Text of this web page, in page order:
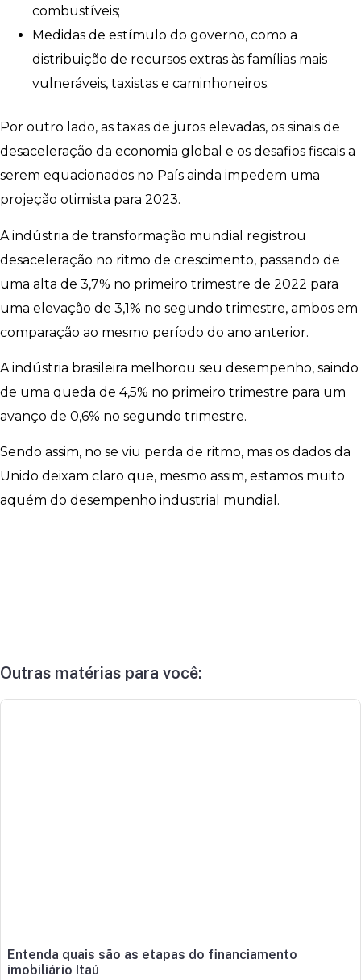
combustíveis;
Medidas de estímulo do governo, como a
distribuição de recursos extras às famílias mais
vulneráveis, taxistas e caminhoneiros.
Por outro lado, as taxas de juros elevadas, os sinais de
desaceleração da economia global e os desafios fiscais a
serem equacionados no País ainda impedem uma
projeção otimista para 2023.
A indústria de transformação mundial registrou
desaceleração no ritmo de crescimento, passando de
uma alta de 3,7% no primeiro trimestre de 2022 para
uma elevação de 3,1% no segundo trimestre, ambos em
comparação ao mesmo período do ano anterior.
A indústria brasileira melhorou seu desempenho, saindo
de uma queda de 4,5% no primeiro trimestre para um
avanço de 0,6% no segundo trimestre.
Sendo assim, no se viu perda de ritmo, mas os dados da
Unido deixam claro que, mesmo assim, estamos muito
aquém do desempenho industrial mundial.
Outras matérias para você:
Entenda quais são as etapas do financiamento
imobiliário Itaú